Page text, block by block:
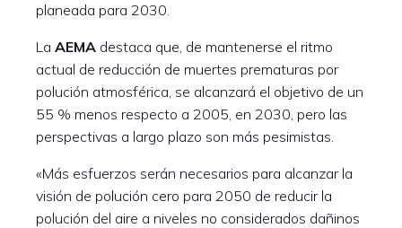
planeada para 2030.
La AEMA destaca que, de mantenerse el ritmo
actual de reducción de muertes prematuras por
polución atmosférica, se alcanzará el objetivo de un
55 % menos respecto a 2005, en 2030, pero las
perspectivas a largo plazo son más pesimistas.
«Más esfuerzos serán necesarios para alcanzar la
visión de polución cero para 2050 de reducir la
polución del aire a niveles no considerados dañinos